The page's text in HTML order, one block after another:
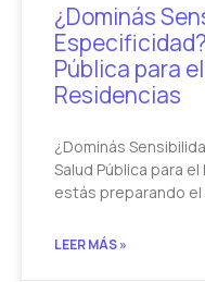
¿Dominás
Pública para
Residencias
¿Dominás
Salud Pública para
estás preparando
LEER MÁS »